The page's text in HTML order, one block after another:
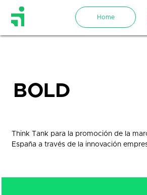
BOLD
Think Tank para la promoción de la
España a través de la innovación